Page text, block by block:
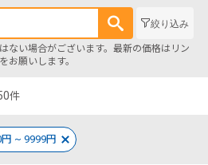
絞り込み
ない場合がございます。最新の価格はリン
お願いします。
件
~ 9999円